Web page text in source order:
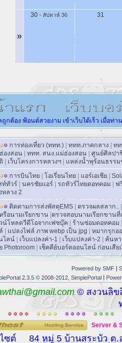
»
30 -สัปดาห์ 36 31
ถูกต้อง ฟ้อนต์สวยงาม เข้าเว็บได้เร็ว เมื่อท่า
การท่องเที่ยว (ททท.) | ททท.ภาคกลาง | ท
องสอน | ททท. สนง.แม่ฮ่องสอน | ศูนย์ศิลปา
| เว็บโครงการหลวงฯ | แหล่งน้ำพุร้อนธรร
การบินไทย | โอเรี่ยนไทย | แอร์เอเชีย |
ท์ทัวร์ | นครชัยแอร์ | รถทัวร์ไทยดอทคอม | ฟ
หลวง 2
ติดตามการส่งพัสดุEMS | ตรวจผลสลาก..
|
รือนามเรียกขาน |ตรวจสอบนามเรียกขานที่
น์โหลดวีดีโอจากเฟซบุ๊ค | ร้านซ่อมดอทคอม |
| แปลงไฟล์ ภาพ webp เป็น jpg | หมากรุกอ
ไลน์ | เว็บแปลงค่า-1 | เว็บแปลงค่า-2 | ค้นห
Photoroom | เช็คคีย์บอร์ดออนไลน์ ก่อนเสีย
Powered by SMF |
2.3.5 © 2008-2012, SimplePortal |
© สงวนลิข
Server &
ซต์ 84 หมู่ 5 บ้านสระบัว